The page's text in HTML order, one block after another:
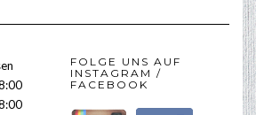
FOLGE UNS AUF
INSTAGRAM /
FACEBOOK